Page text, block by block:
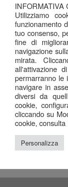
Srl P.Iva/
minimis, per
52 della legge
INFORMATIVA
Utilizziamo
funzionamento
tuo consenso,
fine di
navigazione
mirata.
all'attivazione
permarranno le
navigare in
diversi da
cookie,
cliccando su
cookie,
Personalizza